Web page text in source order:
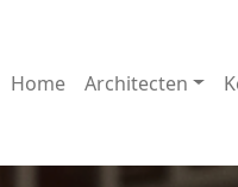
Home Architecten